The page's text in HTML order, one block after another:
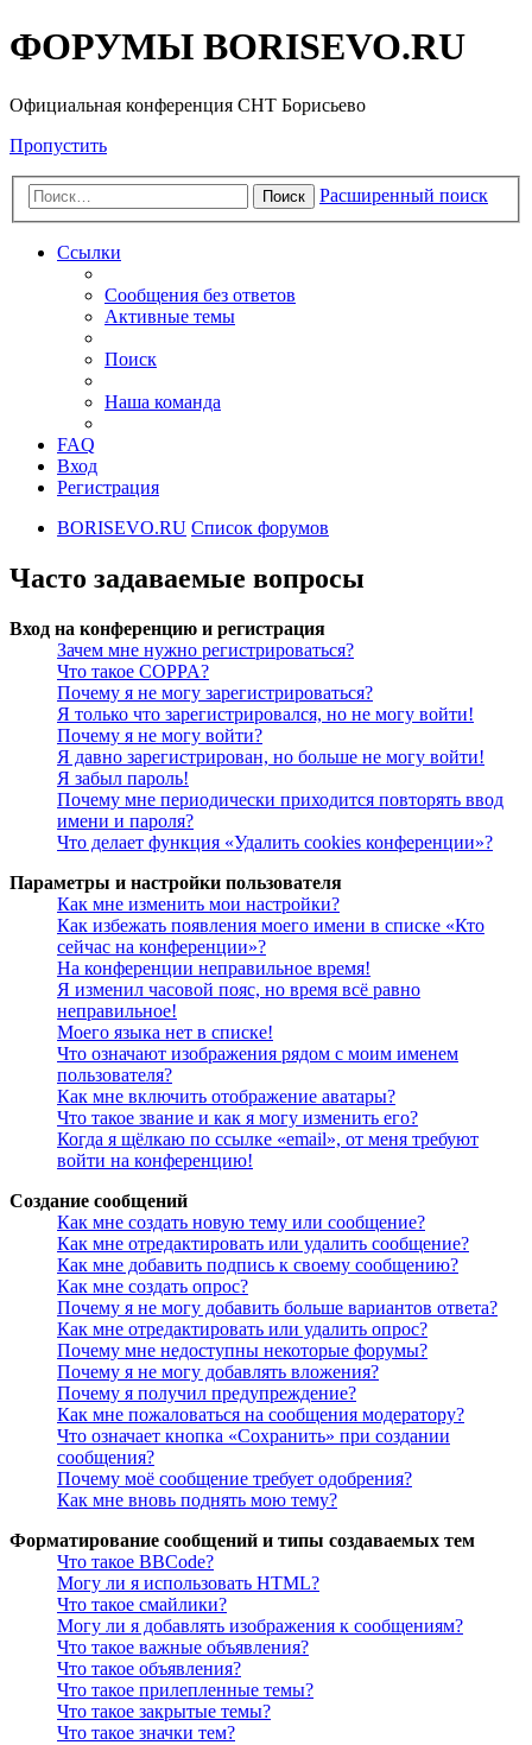
ФОРУМЫ BORISEVO.RU
Официальная конференция СНТ Борисьево
Пропустить
Поиск Расширенный поиск
Ссылки
Сообщения без ответов
Активные темы
Поиск
Наша команда
FAQ
Вход
Регистрация
BORISEVO.RU Список форумов
Часто задаваемые вопросы
Вход на конференцию и регистрация
Зачем мне нужно регистрироваться?
Что такое COPPA?
Почему я не могу зарегистрироваться?
Я только что зарегистрировался, но не могу войти!
Почему я не могу войти?
Я давно зарегистрирован, но больше не могу войти!
Я забыл пароль!
Почему мне периодически приходится повторять ввод
имени и пароля?
Что делает функция «Удалить cookies конференции»?
Параметры и настройки пользователя
Как мне изменить мои настройки?
Как избежать появления моего имени в списке «Кто
сейчас на конференции»?
На конференции неправильное время!
Я изменил часовой пояс, но время всё равно
неправильное!
Моего языка нет в списке!
Что означают изображения рядом с моим именем
пользователя?
Как мне включить отображение аватары?
Что такое звание и как я могу изменить его?
Когда я щёлкаю по ссылке «email», от меня требуют
войти на конференцию!
Создание сообщений
Как мне создать новую тему или сообщение?
Как мне отредактировать или удалить сообщение?
Как мне добавить подпись к своему сообщению?
Как мне создать опрос?
Почему я не могу добавить больше вариантов ответа?
Как мне отредактировать или удалить опрос?
Почему мне недоступны некоторые форумы?
Почему я не могу добавлять вложения?
Почему я получил предупреждение?
Как мне пожаловаться на сообщения модератору?
Что означает кнопка «Сохранить» при создании
сообщения?
Почему моё сообщение требует одобрения?
Как мне вновь поднять мою тему?
Форматирование сообщений и типы создаваемых тем
Что такое BBCode?
Могу ли я использовать HTML?
Что такое смайлики?
Могу ли я добавлять изображения к сообщениям?
Что такое важные объявления?
Что такое объявления?
Что такое прилепленные темы?
Что такое закрытые темы?
Что такое значки тем?